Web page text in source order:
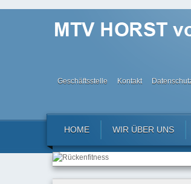
Geschäftsstelle Kontakt
HOME WIR ÜBER UNS